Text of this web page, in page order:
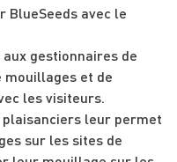
BlueSeeds avec le
gestionnaires de
et de
les visiteurs.
leur permet
sur les sites de